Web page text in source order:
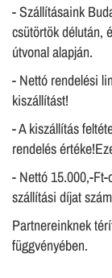
- Szállításaink
csütörtök délután,
útvonal alapján.
- Nettó rendelési
kiszállítást!
- A kiszállítás
rendelés
- Nettó 15.000,-
szállítási díjat
Partnereinknek
függvényében.